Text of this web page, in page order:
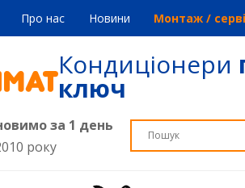
Про нас Новини Монтаж /
Кондиціонери
ключ
за 1 день
року